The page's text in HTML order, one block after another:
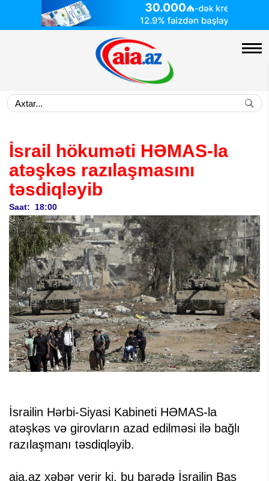
İsrail hökuməti HƏMAS-la
atəşkəs razılaşmasını
təsdiqləyib
Saat: 18:00
İsrailin Hərbi-Siyasi Kabineti HƏMAS-la
atəşkəs və girovların azad edilməsi ilə bağlı
razılaşmanı təsdiqləyib.
aia.az xəbər verir ki, bu barədə İsrailin Baş